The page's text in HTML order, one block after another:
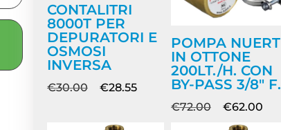
CONTALITRI
8000T PER
DEPURATORI E
OSMOSI
INVERSA
€30.00 €28.55
POMPA NUERT
IN OTTONE
200LT./H. CON
BY-PASS 3/8″ F.
€72.00 €62.00